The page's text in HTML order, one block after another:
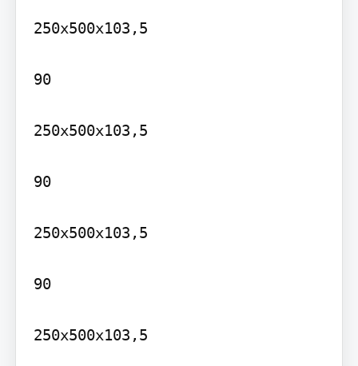
250x500x103,5
90
250x500x103,5
90
250x500x103,5
90
250x500x103,5